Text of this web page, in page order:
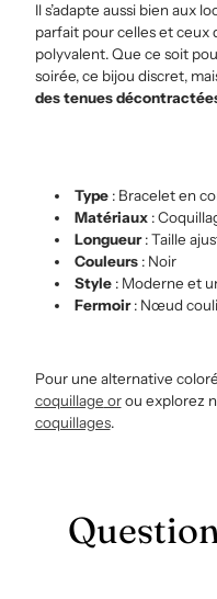
Il s’adapte aussi bien aux
parfait pour celles et ceux
polyvalent. Que ce soit
soirée, ce bijou discret,
des tenues
Type : Bracelet en
Matériaux :
Longueur: Taille
Couleurs : Noir
Style : Moderne et
Fermoir: Nœud
Pour une alternative
coquillage orou explorez
coquillages.